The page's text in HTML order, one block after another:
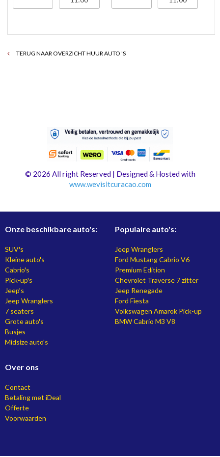
TERUG NAAR OVERZICHT HUUR AUTO 'S
© 2026 All right Reserved | Designed & Hosted with
www.wevisitcuracao.com
Onze beschikbare auto's:
SUV's
Kleine auto's
Cabrio's
Pick-up's
Jeep's
Jeep Wranglers
7 seaters
Grote auto's
Busjes
Midsize auto's
Populaire auto's:
Jeep Wranglers
Ford Mustang Cabrio V6
Premium Edition
Chevrolet Traverse 7 zitter
Jeep Renegade
Ford Fiesta
Volkswagen Amarok Pick-up
BMW Cabrio M3 V8
Over ons
Contact
Betaling met iDeal
Offerte
Voorwaarden